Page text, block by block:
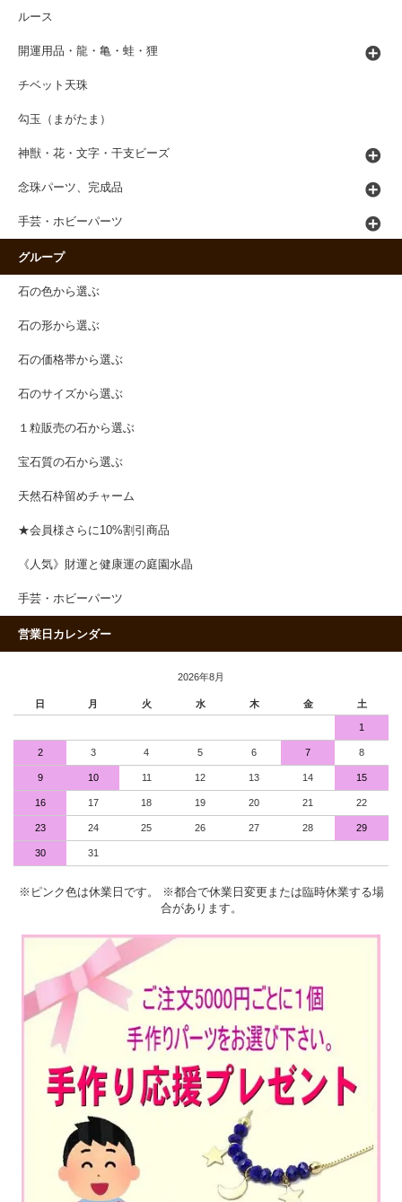
ルース
開運用品・龍・亀・蛙・狸
チベット天珠
勾玉（まがたま）
神獣・花・文字・干支ビーズ
念珠パーツ、完成品
手芸・ホビーパーツ
グループ
石の色から選ぶ
石の形から選ぶ
石の価格帯から選ぶ
石のサイズから選ぶ
１粒販売の石から選ぶ
宝石質の石から選ぶ
天然石枠留めチャーム
★会員様さらに10%割引商品
《人気》財運と健康運の庭園水晶
手芸・ホビーパーツ
営業日カレンダー
2026年8月
日 月 火 水 木 金 土
1
2 3 4 5 6 7 8
9 10 11 12 13 14 15
16 17 18 19 20 21 22
23 24 25 26 27 28 29
30 31
※ピンク色は休業日です。 ※都合で休業日変更または臨時休業する場
合があります。